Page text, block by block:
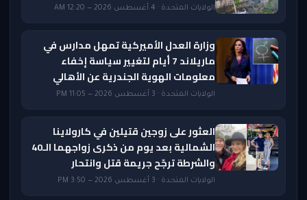
الولايات المتحدة · 4 أغسطس 2026 — 12:20 AM
وزارة العدل الأميركية تمهل مدارس في
ماريلاند 7 أيام لتغيير سياسة إخفاء
معلومات الهوية الجندرية عن الأهالي
الولايات المتحدة · 3 أغسطس 2026 — 11:05 PM
العثور على زوجين قتيلين في كارولاينا
الشمالية بعد يوم من ذكرى زواجهما الـ40
والشرطة ترجّح جريمة قتل وانتحار
الولايات المتحدة · 3 أغسطس 2026 — 3:50 PM